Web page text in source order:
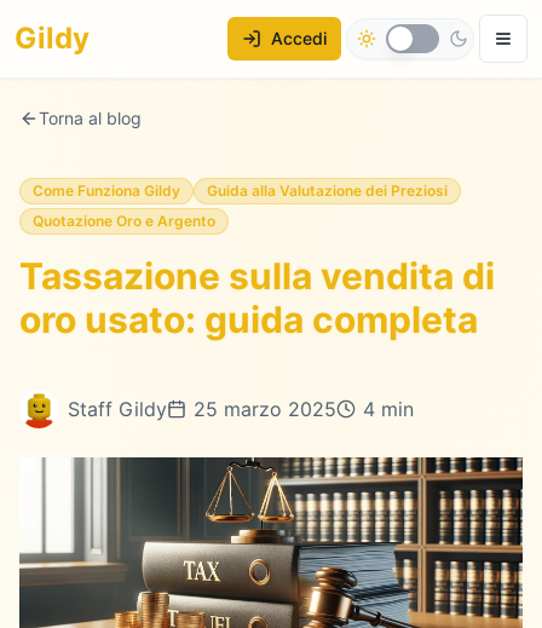
Gildy Accedi
Torna al blog
Come Funziona Gildy
Guida alla Valutazione dei Preziosi
Quotazione Oro e Argento
Tassazione sulla vendita di
oro usato: guida completa
Staff Gildy 25 marzo 2025 4 min